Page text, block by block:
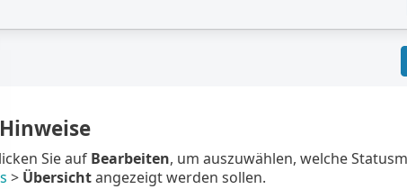
Sie auf Bearbeiten, um auszuwählen, welche
> Übersichtangezeigt werden sollen.